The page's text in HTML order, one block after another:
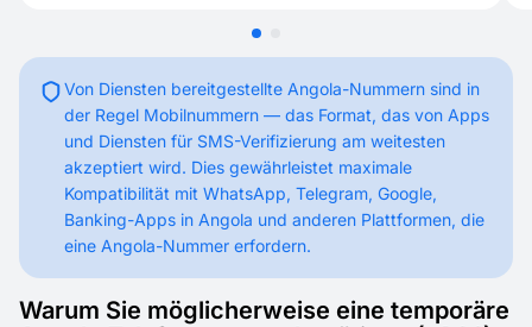
Von Diensten bereitgestellte Angola-Nummern sind in
der Regel Mobilnummern — das Format, das von Apps
und Diensten für SMS-Verifizierung am weitesten
akzeptiert wird. Dies gewährleistet maximale
Kompatibilität mit WhatsApp, Telegram, Google,
Banking-Apps in Angola und anderen Plattformen, die
eine Angola-Nummer erfordern.
Warum Sie möglicherweise eine temporäre